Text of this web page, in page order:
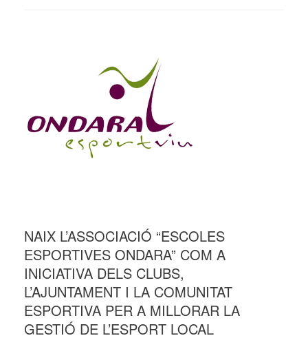
NAIX L’ASSOCIACIÓ “ESCOLES
ESPORTIVES ONDARA” COM A
INICIATIVA DELS CLUBS,
L’AJUNTAMENT I LA COMUNITAT
ESPORTIVA PER A MILLORAR LA
GESTIÓ DE L’ESPORT LOCAL